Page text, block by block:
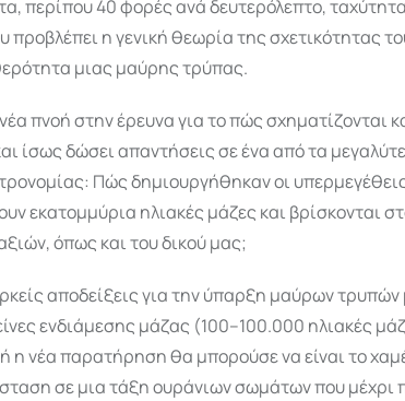
περίπου 40 φορές ανά δευτερόλεπτο,
η γενική θεωρία της σχετικότητας
μιας μαύρης τρύπας.
πνοή στην έρευνα για το πώς σχηματίζονται
ίσως δώσει απαντήσεις σε ένα από τα
Πώς δημιουργήθηκαν οι
εκατομμύρια ηλιακές μάζες και βρίσκονται
όπως και του δικού μας;
αποδείξεις για την ύπαρξη μαύρων τρυπών
ενδιάμεσης μάζας (100–100.000 ηλιακές
η νέα παρατήρηση θα μπορούσε να είναι το
σε μια τάξη ουράνιων σωμάτων που μέχρι